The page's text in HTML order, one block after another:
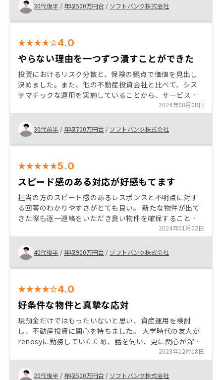
30代後半 / 年収500万円台 / ソフトバンク株式会社
4.0
やらない理由を一つずつ潰すことができた
投資におけるリスク分散と、保険の観点で価値を見出し
決めました。また、他の不動産投資会社と比べて、シス
テマチックな運用を実施していることから、サービス費
用が安価で、負担少なく実施できるところに魅力を感じ
ました。
2024年08月08日
30代前半 / 年収700万円台 / ソフトバンク株式会社
5.0
スピード感のある対応が好感もてます
担当の方のスピード感のあるレスポンスと不明点に対す
る回答のわかりやすさがとても良い。 新たな物件が出て
きた際も逐一連絡をいただき良い物件を確保することが
できました。 やると決めてからがとにかく速かったのが
良かったと思っています。
2024年01月02日
40代後半 / 年収900万円台 / ソフトバンク株式会社
4.0
好条件な物件と真摯な応対
現預金だけではもったいないと思い、資産運用を検討
し、不動産投資に関心を持ちました。 大学時代の友人が
renosyに勤務していたため、話を伺い、更に関心が深ま
りました。 セールスの担当者をアサインいただき、具体
的な説明を受け、丁寧で熱心な応対が決め手で購入に至
りました。
2023年12月18日
20代後半 / 年収500万円台 / ソフトバンク株式会社